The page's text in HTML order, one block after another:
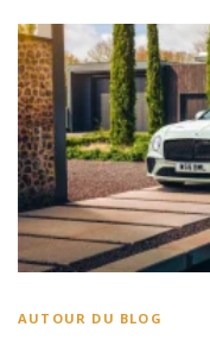
AUTOUR DU BLOG